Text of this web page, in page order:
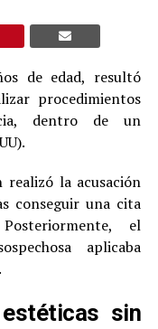
de edad, resultó
procedimientos
dentro de un
la acusación
conseguir una cita
el
aplicaba
sin